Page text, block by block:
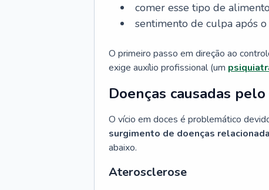
comer esse tipo de
sentimento de culpa após
O primeiro passo em direção ao
exige auxílio profissional (um
Doenças causadas
O vício em doces é problemático
surgimento de doenças
abaixo.
Aterosclerose